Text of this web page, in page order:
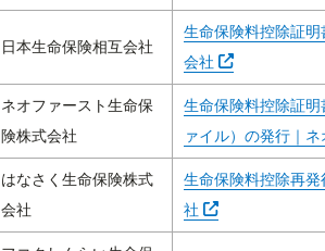
日本生命保険相互会社
生命保険料控除証
会社
Abra em
ネオファースト生命保
険株式会社
生命保険料控除証
ァイル）の発行｜
はなさく生命保険株式
会社
生命保険料控除再
社
Abra em outra